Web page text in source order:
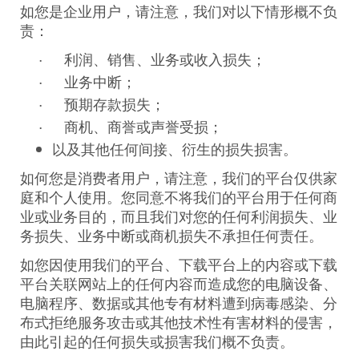
如您是企业用户，请注意，我们对以下情形概不负
责：
· 利润、销售、业务或收入损失；
· 业务中断；
· 预期存款损失；
· 商机、商誉或声誉受损；
以及其他任何间接、衍生的损失损害。
如何您是消费者用户，请注意，我们的平台仅供家
庭和个人使用。您同意不将我们的平台用于任何商
业或业务目的，而且我们对您的任何利润损失、业
务损失、业务中断或商机损失不承担任何责任。
如您因使用我们的平台、下载平台上的内容或下载
平台关联网站上的任何内容而造成您的电脑设备、
电脑程序、数据或其他专有材料遭到病毒感染、分
布式拒绝服务攻击或其他技术性有害材料的侵害，
由此引起的任何损失或损害我们概不负责。